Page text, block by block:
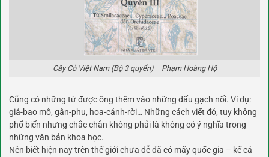
Cây Cỏ Việt Nam (Bộ 3 quyển) – Phạm Hoàng Hộ
Cũng có những từ được ông thêm vào những dấu gạch nối. Ví dụ:
giả-bao mô, gân-phụ, hoa-cánh-rời… Những cách viết đó, tuy không
phổ biến nhưng chắc chắn không phải là không có ý nghĩa trong
những văn bản khoa học.
Nên biết hiện nay trên thế giới chưa dễ đã có mấy quốc gia – kể cả